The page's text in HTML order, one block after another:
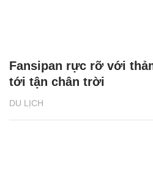
DU LỊCH
Fansipan rực rỡ với
tới tận chân trời